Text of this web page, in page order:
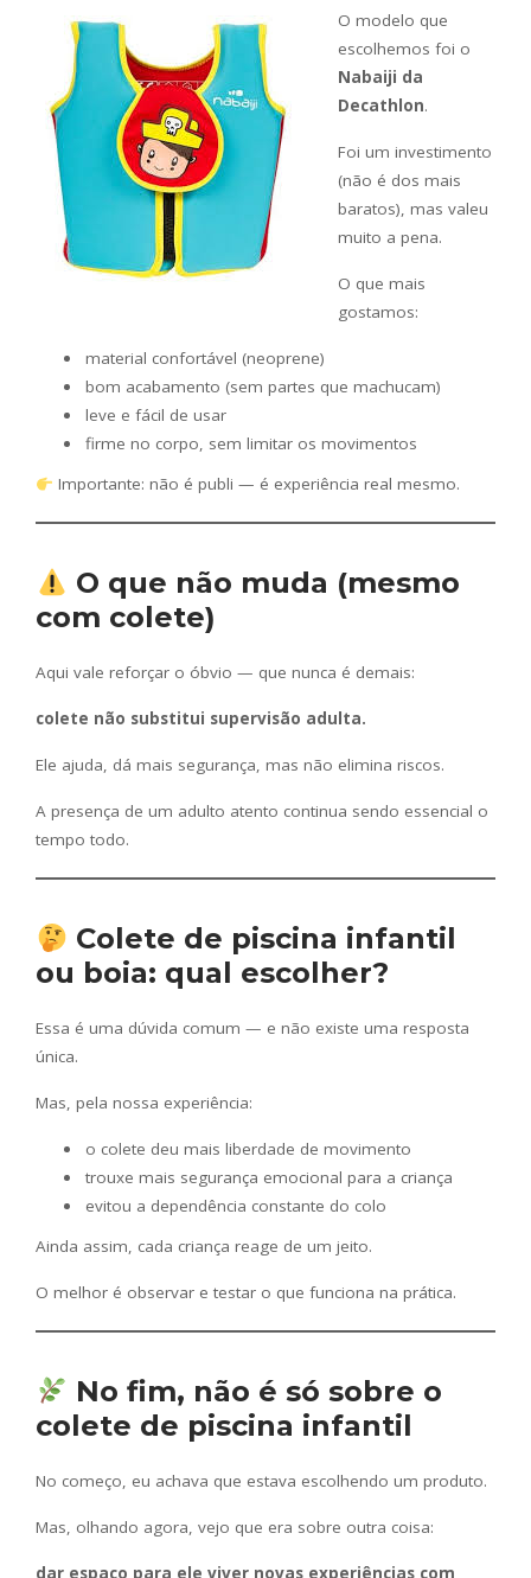
O modelo que
escolhemos foi o
Nabaiji da
Decathlon.
Foi um investimento
(não é dos mais
baratos), mas valeu
muito a pena.
O que mais
gostamos:
material confortável (neoprene)
bom acabamento (sem partes que machucam)
leve e fácil de usar
firme no corpo, sem limitar os movimentos
Importante: não é publi — é experiência real mesmo.
O que não muda (mesmo
com colete)
Aqui vale reforçar o óbvio — que nunca é demais:
colete não substitui supervisão adulta.
Ele ajuda, dá mais segurança, mas não elimina riscos.
A presença de um adulto atento continua sendo essencial o
tempo todo.
Colete de piscina infantil
ou boia: qual escolher?
Essa é uma dúvida comum — e não existe uma resposta
única.
Mas, pela nossa experiência:
o colete deu mais liberdade de movimento
trouxe mais segurança emocional para a criança
evitou a dependência constante do colo
Ainda assim, cada criança reage de um jeito.
O melhor é observar e testar o que funciona na prática.
No fim, não é só sobre o
colete de piscina infantil
No começo, eu achava que estava escolhendo um produto.
Mas, olhando agora, vejo que era sobre outra coisa:
dar espaço para ele viver novas experiências com